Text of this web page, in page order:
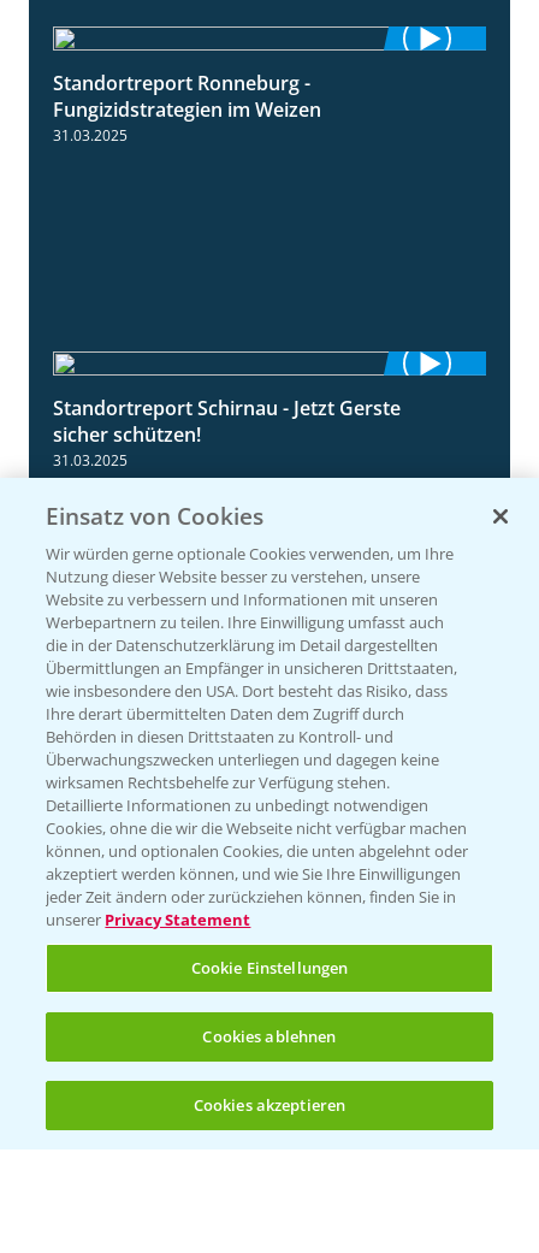
Standortreport Ronneburg -
Fungizidstrategien im Weizen
31.03.2025
Standortreport Schirnau - Jetzt Gerste
sicher schützen!
31.03.2025
Standortreport Einbeck - Fungizidstrategien
im Vergleich
31.03.2025
6:05
Standortreport Raden - Fungizid
Dreifachbehandlung im Weizen
(noch 4)
Einsatz von Cookies
Wir würden gerne optionale Cookies verwenden, um Ihre
Nutzung dieser Website besser zu verstehen, unsere
Website zu verbessern und Informationen mit unseren
Werbepartnern zu teilen. Ihre Einwilligung umfasst auch
die in der Datenschutzerklärung im Detail dargestellten
Übermittlungen an Empfänger in unsicheren Drittstaaten,
wie insbesondere den USA. Dort besteht das Risiko, dass
Ihre derart übermittelten Daten dem Zugriff durch
Behörden in diesen Drittstaaten zu Kontroll- und
Überwachungszwecken unterliegen und dagegen keine
wirksamen Rechtsbehelfe zur Verfügung stehen.
Detaillierte Informationen zu unbedingt notwendigen
Cookies, ohne die wir die Webseite nicht verfügbar machen
können, und optionalen Cookies, die unten abgelehnt oder
akzeptiert werden können, und wie Sie Ihre Einwilligungen
jeder Zeit ändern oder zurückziehen können, finden Sie in
unserer Privacy Statement
Cookie Einstellungen
Cookies ablehnen
Cookies akzeptieren